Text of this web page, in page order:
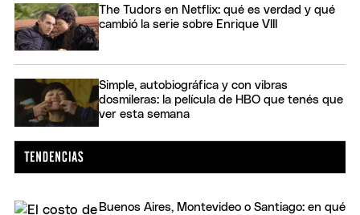
The Tudors en Netflix: qué es verdad y qué
cambió la serie sobre Enrique VIII
Simple, autobiográfica y con vibras
dosmileras: la película de HBO que tenés que
ver esta semana
Buenos Aires, Montevideo o Santiago: en qué